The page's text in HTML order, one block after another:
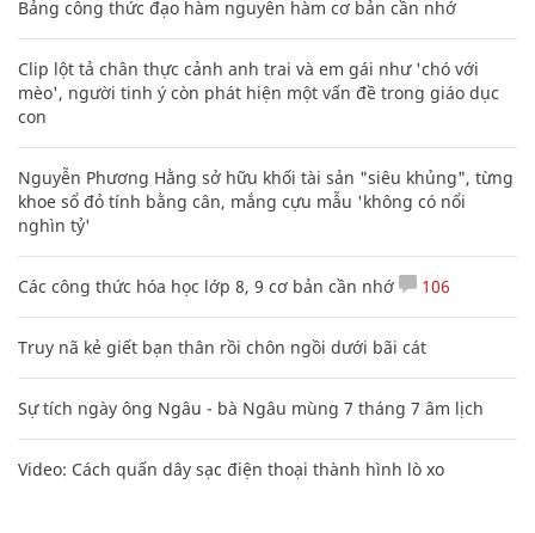
Bảng công thức đạo hàm nguyên hàm cơ bản cần nhớ
Clip lột tả chân thực cảnh anh trai và em gái như 'chó với
mèo', người tinh ý còn phát hiện một vấn đề trong giáo dục
con
Nguyễn Phương Hằng sở hữu khối tài sản "siêu khủng", từng
khoe sổ đỏ tính bằng cân, mắng cựu mẫu 'không có nổi
nghìn tỷ'
Các công thức hóa học lớp 8, 9 cơ bản cần nhớ 106
Truy nã kẻ giết bạn thân rồi chôn ngồi dưới bãi cát
Sự tích ngày ông Ngâu - bà Ngâu mùng 7 tháng 7 âm lịch
Video: Cách quấn dây sạc điện thoại thành hình lò xo